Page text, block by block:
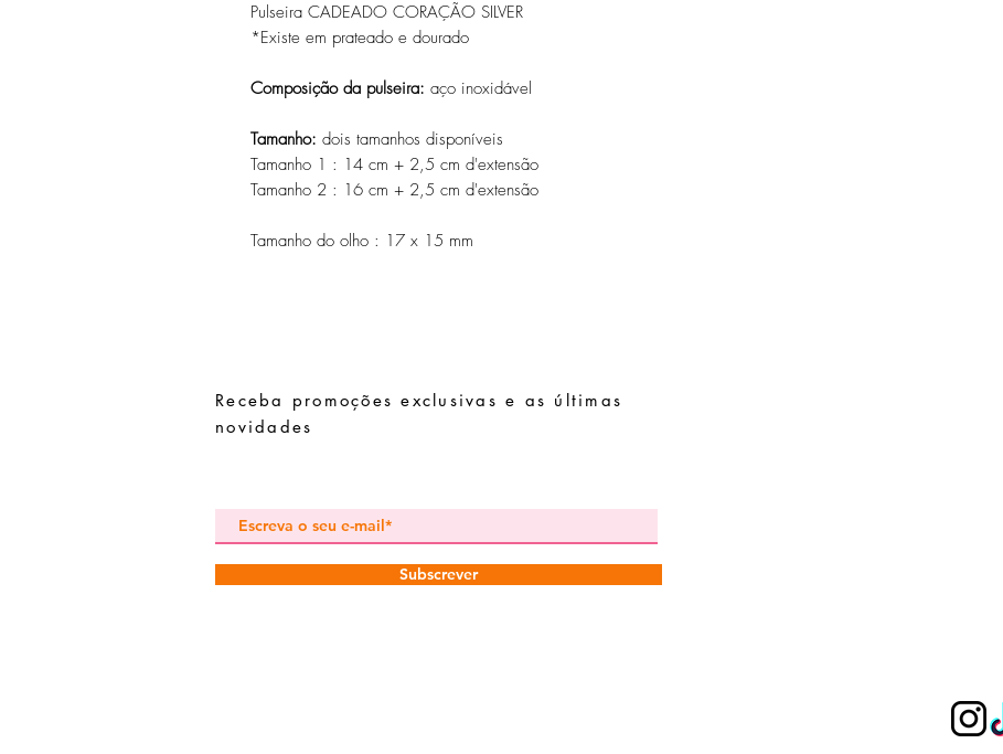
Pulseira CADEADO CORAÇÃO SILVER
*Existe em prateado e dourado
Composição da pulseira: aço inoxidável
Tamanho: dois tamanhos disponíveis
Tamanho 1 : 14 cm + 2,5 cm d'extensão
Tamanho 2 : 16 cm + 2,5 cm d'extensão
Tamanho do olho : 17 x 15 mm
Receba promoções exclusivas e as últimas
novidades
Subscrever